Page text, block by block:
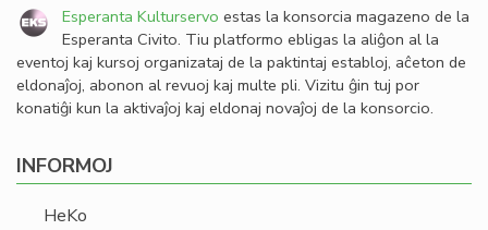
Esperanta Kulturservo estas la konsorcia magazeno de la
Esperanta Civito. Tiu platformo ebligas la aliĝon al la
eventoj kaj kursoj organizataj de la paktintaj establoj, aĉeton de
eldonaĵoj, abonon al revuoj kaj multe pli. Vizitu ĝin tuj por
konatiĝi kun la aktivaĵoj kaj eldonaj novaĵoj de la konsorcio.
INFORMOJ
HeKo